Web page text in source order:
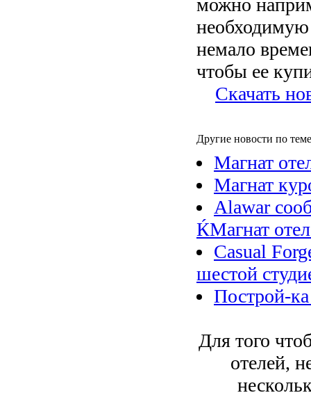
можно
немало
чтобы ее
Скачать
Другие новости по
Магнат
Магнат
Alawar
ЌМагнат
Casual
шестой
Построй-
Для того
отелей,